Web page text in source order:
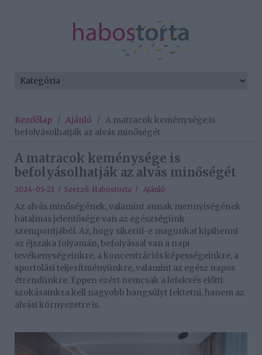
Kezdőlap / Ajánló / A matracok keménysége is
befolyásolhatják az alvás minőségét
A matracok keménysége is
befolyásolhatják az alvás minőségét
2024-05-21 / Szerző: Habostorta / Ajánló
Az alvás minőségének, valamint annak mennyiségének
hatalmas jelentősége van az egészségünk
szempontjából. Az, hogy sikerül-e magunkat kipihenni
az éjszaka folyamán, befolyással van a napi
tevékenységeinkre, a koncentrációs képességeinkre, a
sportolási teljesítményünkre, valamint az egész napos
étrendünkre. Éppen ezért nemcsak a lefekvés előtti
szokásainkra kell nagyobb hangsúlyt fektetni, hanem az
alvási környezetre is.